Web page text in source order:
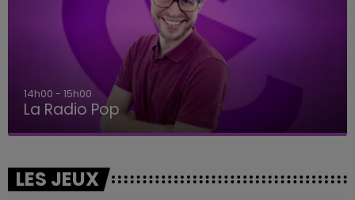
14h00 - 15h00
La Radio Pop
LES JEUX